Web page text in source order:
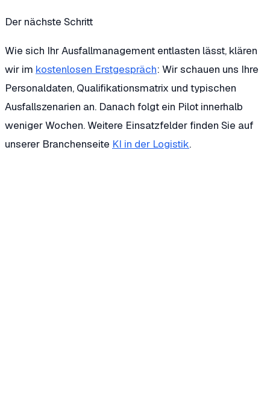
Der nächste Schritt
Wie sich Ihr Ausfallmanagement entlasten lässt, klären
wir im kostenlosen Erstgespräch: Wir schauen uns Ihre
Personaldaten, Qualifikationsmatrix und typischen
Ausfallszenarien an. Danach folgt ein Pilot innerhalb
weniger Wochen. Weitere Einsatzfelder finden Sie auf
unserer Branchenseite KI in der Logistik.